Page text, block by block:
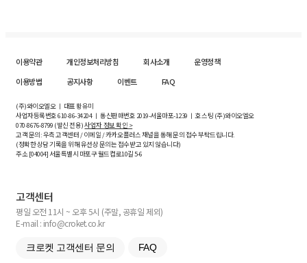
이용약관 개인정보처리방침 회사소개
운영정책
이용방법
공지사항 이벤트 FAQ
(주)와이오엘오 ㅣ 대표 황유미
사업자등록번호610-86-34204ㅣ 통신판매번호 2019-서울마포-1239 ㅣ 호스팅 (주)와이오엘오
070-8676-8799 (발신 전용)사업자 정보 확인 >
고객 문의: 우측 고객센터 / 이메일 / 카카오플러스 채널을 통해 문의 접수 부탁드립니다.
(정확한 상담 기록을 위해 유선상 문의는 접수받고 있지 않습니다)
주소 [04004] 서울특별시 마포구 월드컵로10길5-6
고객센터
평일 오전 11시 ~ 오후 5시 (주말, 공휴일 제외)
E-mail : info@croket.co.kr
크로켓 고객센터 문의 FAQ